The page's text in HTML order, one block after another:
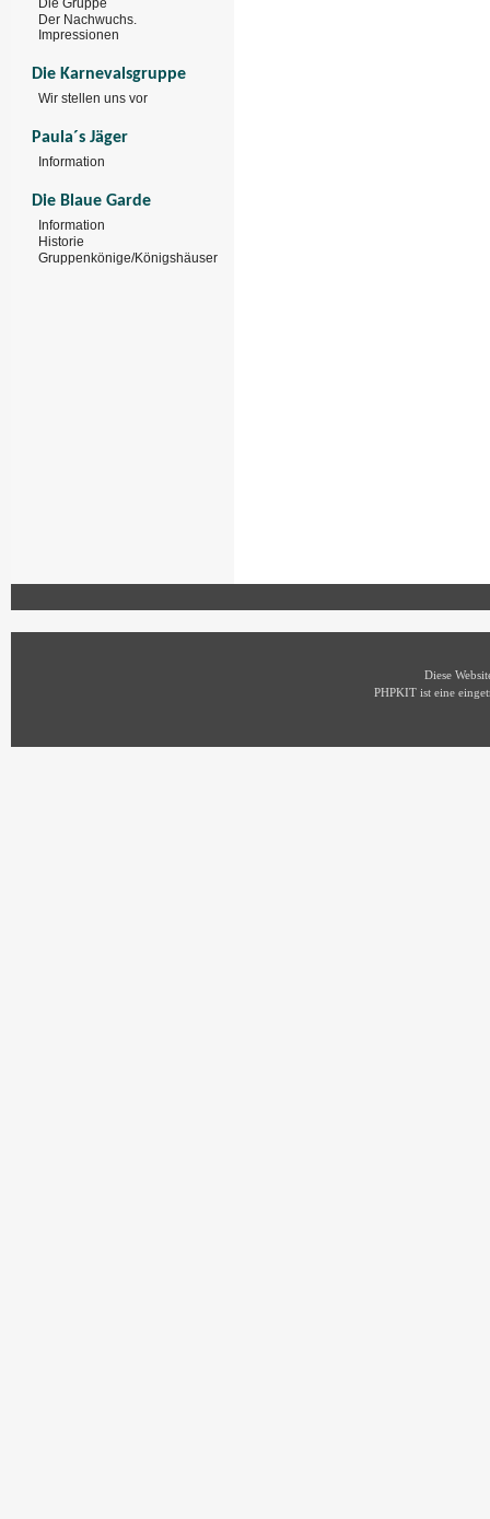
Der Nachwuchs.
Impressionen
Die Karnevalsgruppe
Wir stellen uns vor
Paula´s Jäger
Information
Die Blaue Garde
Information
Historie
Gruppenkönige/Königshäuser
Diese
PHPKIT ist eine